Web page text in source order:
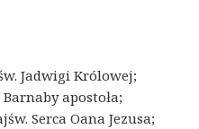
Jadwigi Królowej;
apostoła;
Serca Oana Jezusa;